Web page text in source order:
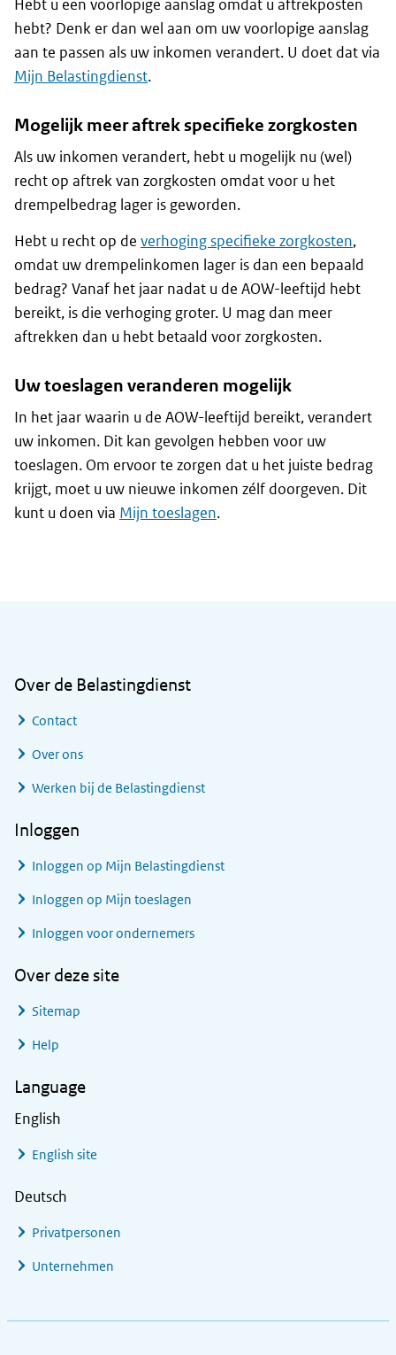
Hebt u een voorlopige aanslag omdat u aftrekposten
hebt? Denk er dan wel aan om uw voorlopige aanslag
aan te passen als uw inkomen verandert. U doet dat via
Mijn Belastingdienst.
Mogelijk meer aftrek specifieke zorgkosten
Als uw inkomen verandert, hebt u mogelijk nu (wel)
recht op aftrek van zorgkosten omdat voor u het
drempelbedrag lager is geworden.
Hebt u recht op de verhoging specifieke zorgkosten,
omdat uw drempelinkomen lager is dan een bepaald
bedrag? Vanaf het jaar nadat u de AOW-leeftijd hebt
bereikt, is die verhoging groter. U mag dan meer
aftrekken dan u hebt betaald voor zorgkosten.
Uw toeslagen veranderen mogelijk
In het jaar waarin u de AOW-leeftijd bereikt, verandert
uw inkomen. Dit kan gevolgen hebben voor uw
toeslagen. Om ervoor te zorgen dat u het juiste bedrag
krijgt, moet u uw nieuwe inkomen zélf doorgeven. Dit
kunt u doen via Mijn toeslagen.
Over de Belastingdienst
Contact
Over ons
Werken bij de Belastingdienst
Inloggen
Inloggen op Mijn Belastingdienst
Inloggen op Mijn toeslagen
Inloggen voor ondernemers
Over deze site
Sitemap
Help
Language
English
English site
Deutsch
Privatpersonen
Unternehmen